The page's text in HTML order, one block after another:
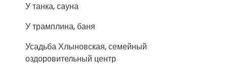
У танка, сауна
У трамплина, баня
Усадьба Хлыновская, семейный
оздоровительный центр